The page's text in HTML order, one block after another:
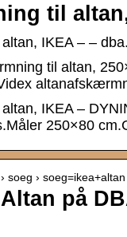
til
IKEA – –
til altan,
IKEA –
250×80
soeg › soeg=ikea+altan
på